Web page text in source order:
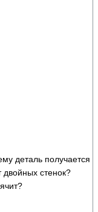
деталь получается
двойных стенок?